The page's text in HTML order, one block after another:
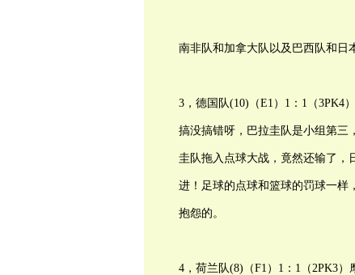
南非队和加拿大队以及巴西队和日
3，德国队(10)（E1）1：1（3PK4
搞没搞错呀，巴拉圭队是小组第三
圭队拖入点球大战，竟然还输了，
进！足球的点球和篮球的罚球一样
抱怨的。
4，荷兰队(8)（F1）1：1（2PK3）